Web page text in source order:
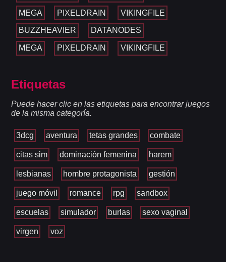
MEGA PIXELDRAIN VIKINGFILE
BUZZHEAVIER DATANODES
MEGA PIXELDRAIN VIKINGFILE
Etiquetas
Puede hacer clic en las etiquetas para encontrar juegos
de la misma categoría.
3dcg aventura tetas grandes combate
citas sim dominación femenina harem
lesbianas hombre protagonista gestión
juego móvil romance rpg sandbox
escuelas simulador burlas sexo vaginal
virgen voz